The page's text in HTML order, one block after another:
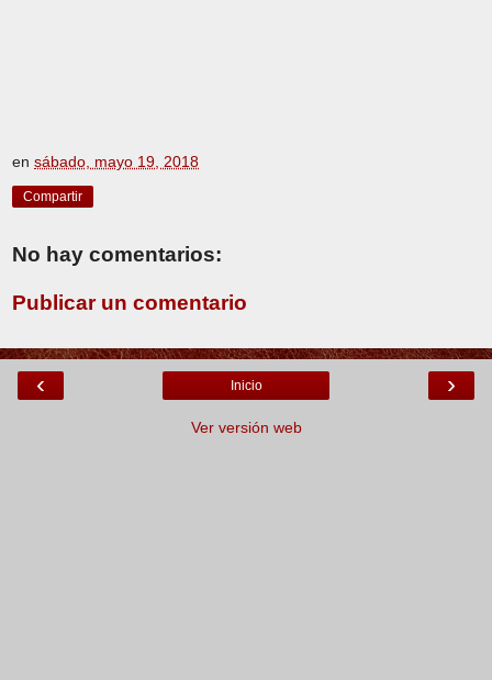
en sábado, mayo 19, 2018
Compartir
No hay comentarios:
Publicar un comentario
‹ ›
Inicio
Ver versión web